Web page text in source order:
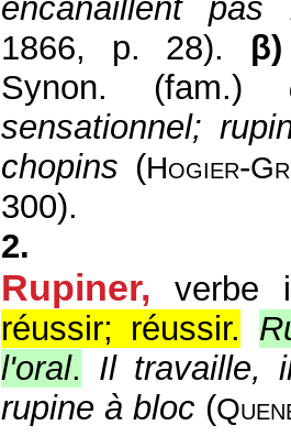
encanaillent pas
1866, p. 28). β)
Synon. (fam.)
sensationnel;
chopins (Hogier-
300).
2.
Rupiner,
verbe
réussir; réussir.
l'oral. Il travaille,
rupine à bloc (